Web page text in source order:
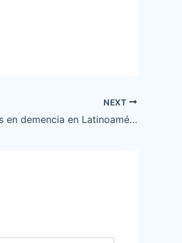
NEXT
Implementación Biomarcadores en demencia en Latinoamérica